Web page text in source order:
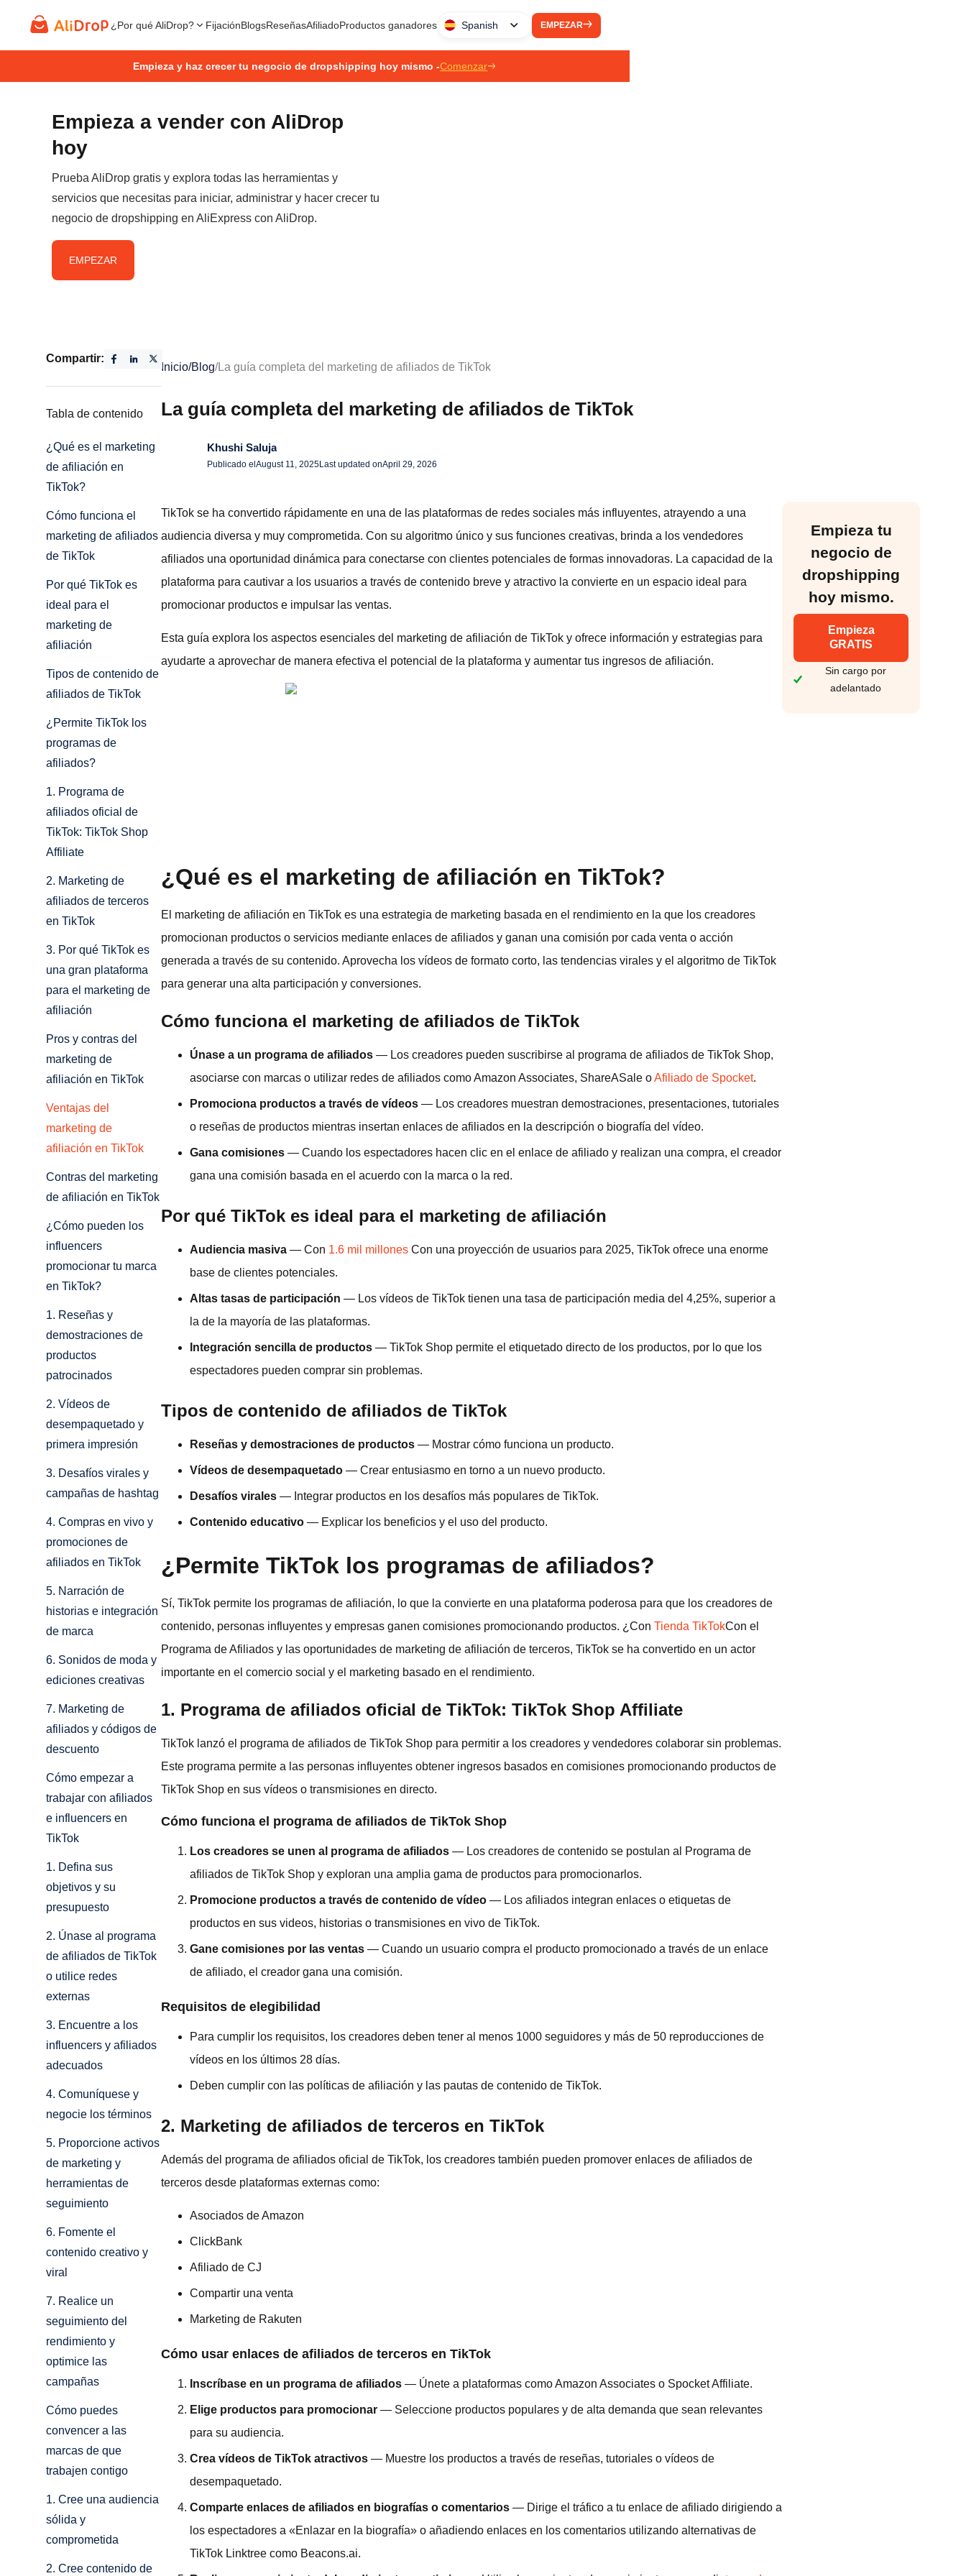
¿Por qué AliDrop? FijaciónBlogsReseñasAfiliadoProductos ganadores Spanish EMPEZAR
Empieza y haz crecer tu negocio de dropshipping hoy mismo -Comenzar
Empieza a vender con AliDrop
hoy
Prueba AliDrop gratis y explora todas las herramientas y
servicios que necesitas para iniciar, administrar y hacer crecer tu
negocio de dropshipping en AliExpress con AliDrop.
EMPEZAR
Compartir:
Tabla de contenido
¿Qué es el marketing
de afiliación en
TikTok?
Cómo funciona el
marketing de afiliados
de TikTok
Por qué TikTok es
ideal para el
marketing de
afiliación
Tipos de contenido de
afiliados de TikTok
¿Permite TikTok los
programas de
afiliados?
1. Programa de
afiliados oficial de
TikTok: TikTok Shop
Affiliate
2. Marketing de
afiliados de terceros
en TikTok
3. Por qué TikTok es
una gran plataforma
para el marketing de
afiliación
Pros y contras del
marketing de
afiliación en TikTok
Ventajas del
marketing de
afiliación en TikTok
Contras del marketing
de afiliación en TikTok
¿Cómo pueden los
influencers
promocionar tu marca
en TikTok?
1. Reseñas y
demostraciones de
productos
patrocinados
2. Vídeos de
desempaquetado y
primera impresión
3. Desafíos virales y
campañas de hashtag
4. Compras en vivo y
promociones de
afiliados en TikTok
5. Narración de
historias e integración
de marca
6. Sonidos de moda y
ediciones creativas
7. Marketing de
afiliados y códigos de
descuento
Cómo empezar a
trabajar con afiliados
e influencers en
TikTok
1. Defina sus
objetivos y su
presupuesto
2. Únase al programa
de afiliados de TikTok
o utilice redes
externas
3. Encuentre a los
influencers y afiliados
adecuados
4. Comuníquese y
negocie los términos
5. Proporcione activos
de marketing y
herramientas de
seguimiento
6. Fomente el
contenido creativo y
viral
7. Realice un
seguimiento del
rendimiento y
optimice las
campañas
Cómo puedes
convencer a las
marcas de que
trabajen contigo
1. Cree una audiencia
sólida y
comprometida
2. Cree contenido de
Inicio/Blog/La guía completa del marketing de afiliados de TikTok
La guía completa del marketing de afiliados de TikTok
Khushi Saluja
Publicado el August 11, 2025Last updated onApril 29, 2026
TikTok se ha convertido rápidamente en una de las plataformas de redes sociales más influyentes, atrayendo a una
audiencia diversa y muy comprometida. Con su algoritmo único y sus funciones creativas, brinda a los vendedores
afiliados una oportunidad dinámica para conectarse con clientes potenciales de formas innovadoras. La capacidad de la
plataforma para cautivar a los usuarios a través de contenido breve y atractivo la convierte en un espacio ideal para
promocionar productos e impulsar las ventas.
Esta guía explora los aspectos esenciales del marketing de afiliación de TikTok y ofrece información y estrategias para
ayudarte a aprovechar de manera efectiva el potencial de la plataforma y aumentar tus ingresos de afiliación.
¿Qué es el marketing de afiliación en TikTok?
El marketing de afiliación en TikTok es una estrategia de marketing basada en el rendimiento en la que los creadores
promocionan productos o servicios mediante enlaces de afiliados y ganan una comisión por cada venta o acción
generada a través de su contenido. Aprovecha los vídeos de formato corto, las tendencias virales y el algoritmo de TikTok
para generar una alta participación y conversiones.
Cómo funciona el marketing de afiliados de TikTok
Únase a un programa de afiliados — Los creadores pueden suscribirse al programa de afiliados de TikTok Shop,
asociarse con marcas o utilizar redes de afiliados como Amazon Associates, ShareASale oAfiliado de Spocket.
Promociona productos a través de vídeos — Los creadores muestran demostraciones, presentaciones, tutoriales
o reseñas de productos mientras insertan enlaces de afiliados en la descripción o biografía del vídeo.
Gana comisiones — Cuando los espectadores hacen clic en el enlace de afiliado y realizan una compra, el creador
gana una comisión basada en el acuerdo con la marca o la red.
Por qué TikTok es ideal para el marketing de afiliación
Audiencia masiva — Con 1.6 mil millones Con una proyección de usuarios para 2025, TikTok ofrece una enorme
base de clientes potenciales.
Altas tasas de participación — Los vídeos de TikTok tienen una tasa de participación media del 4,25%, superior a
la de la mayoría de las plataformas.
Integración sencilla de productos — TikTok Shop permite el etiquetado directo de los productos, por lo que los
espectadores pueden comprar sin problemas.
Tipos de contenido de afiliados de TikTok
Reseñas y demostraciones de productos — Mostrar cómo funciona un producto.
Vídeos de desempaquetado — Crear entusiasmo en torno a un nuevo producto.
Desafíos virales — Integrar productos en los desafíos más populares de TikTok.
Contenido educativo — Explicar los beneficios y el uso del producto.
¿Permite TikTok los programas de afiliados?
Sí, TikTok permite los programas de afiliación, lo que la convierte en una plataforma poderosa para que los creadores de
contenido, personas influyentes y empresas ganen comisiones promocionando productos. ¿Con Tienda TikTokCon el
Programa de Afiliados y las oportunidades de marketing de afiliación de terceros, TikTok se ha convertido en un actor
importante en el comercio social y el marketing basado en el rendimiento.
1. Programa de afiliados oficial de TikTok: TikTok Shop Affiliate
TikTok lanzó el programa de afiliados de TikTok Shop para permitir a los creadores y vendedores colaborar sin problemas.
Este programa permite a las personas influyentes obtener ingresos basados en comisiones promocionando productos de
TikTok Shop en sus vídeos o transmisiones en directo.
Cómo funciona el programa de afiliados de TikTok Shop
Los creadores se unen al programa de afiliados — Los creadores de contenido se postulan al Programa de
afiliados de TikTok Shop y exploran una amplia gama de productos para promocionarlos.
Promocione productos a través de contenido de vídeo — Los afiliados integran enlaces o etiquetas de
productos en sus videos, historias o transmisiones en vivo de TikTok.
Gane comisiones por las ventas — Cuando un usuario compra el producto promocionado a través de un enlace
de afiliado, el creador gana una comisión.
Requisitos de elegibilidad
Para cumplir los requisitos, los creadores deben tener al menos 1000 seguidores y más de 50 reproducciones de
vídeos en los últimos 28 días.
Deben cumplir con las políticas de afiliación y las pautas de contenido de TikTok.
2. Marketing de afiliados de terceros en TikTok
Además del programa de afiliados oficial de TikTok, los creadores también pueden promover enlaces de afiliados de
terceros desde plataformas externas como:
Asociados de Amazon
ClickBank
Afiliado de CJ
Compartir una venta
Marketing de Rakuten
Cómo usar enlaces de afiliados de terceros en TikTok
Inscríbase en un programa de afiliados — Únete a plataformas como Amazon Associates o Spocket Affiliate.
Elige productos para promocionar — Seleccione productos populares y de alta demanda que sean relevantes
para su audiencia.
Crea vídeos de TikTok atractivos — Muestre los productos a través de reseñas, tutoriales o vídeos de
desempaquetado.
Comparte enlaces de afiliados en biografías o comentarios — Dirige el tráfico a tu enlace de afiliado dirigiendo a
los espectadores a «Enlazar en la biografía» o añadiendo enlaces en los comentarios utilizando alternativas de
TikTok Linktree como Beacons.ai.
Empieza tu
negocio de
dropshipping
hoy mismo.
Empieza
GRATIS
Sin cargo por
adelantado